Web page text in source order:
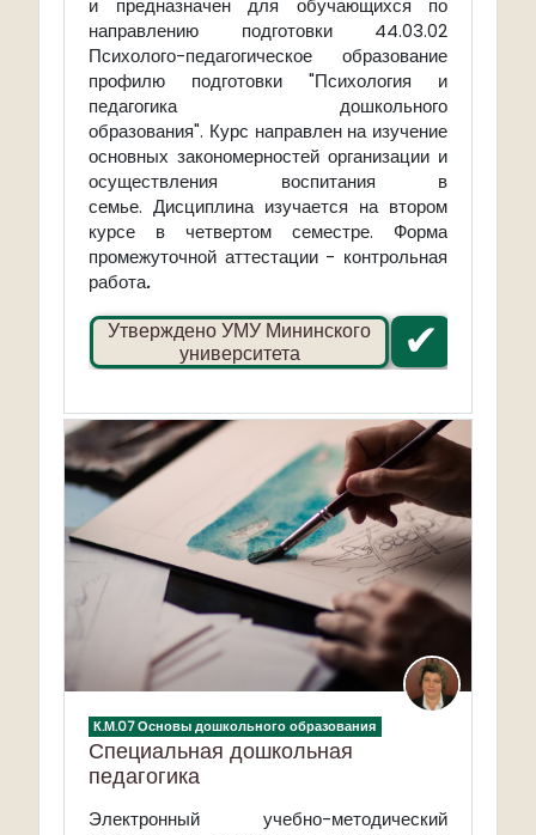
и предназначен для обучающихся по
направлению подготовки 44.03.02
Психолого-педагогическое образование
профилю подготовки "Психология и
педагогика дошкольного
образования". Курс направлен на изучение
основных закономерностей организации и
осуществления воспитания в
семье. Дисциплина изучается на втором
курсе в четвертом семестре. Форма
промежуточной аттестации- контрольная
работа.
Утверждено УМУ Мининского
университета
✔
К.М.07 Основы дошкольного образования
Специальная дошкольная
педагогика
Электронный учебно-методический